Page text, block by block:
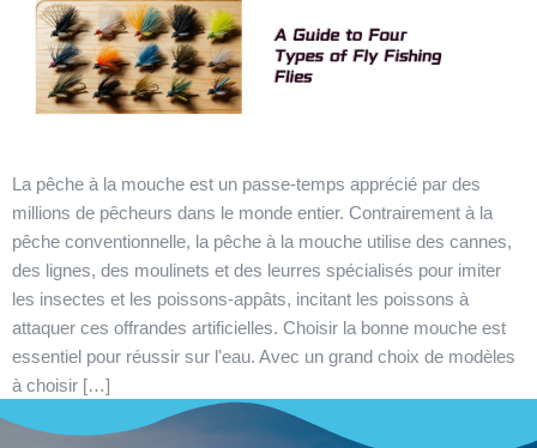
La pêche à la mouche est un passe-temps apprécié par des
millions de pêcheurs dans le monde entier. Contrairement à la
pêche conventionnelle, la pêche à la mouche utilise des cannes,
des lignes, des moulinets et des leurres spécialisés pour imiter
les insectes et les poissons-appâts, incitant les poissons à
attaquer ces offrandes artificielles. Choisir la bonne mouche est
essentiel pour réussir sur l'eau. Avec un grand choix de modèles
à choisir […]